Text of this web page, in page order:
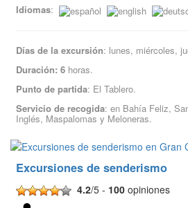
Idiomas:
Días de la excursión: lunes, miércoles,
Duración: 6 horas.
Punto de partida: El Tablero.
Servicio de recogida: en Bahía Feliz,
Inglés, Maspalomas y Meloneras.
Excursiones de senderismo
4.2/5 - 100 opiniones